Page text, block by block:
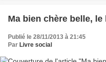
Ma bien chère belle, le
Publié le 28/11/2013 à 21:45
Par Livre social